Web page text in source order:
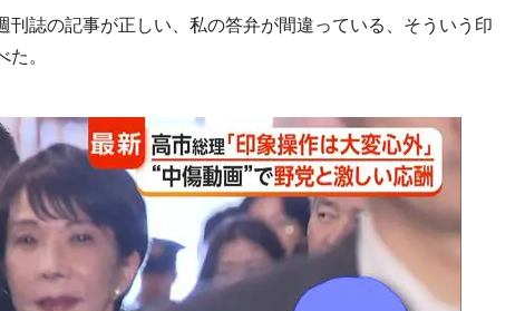
誌の記事が正しい、私の答弁が間違っている、そういう印
。